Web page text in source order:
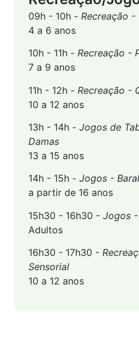
09h - 10h - Recreação -
4 a 6 anos
10h - 11h - Recreação -
7 a 9 anos
11h - 12h - Recreação -
10 a 12 anos
13h - 14h - Jogos de
Damas
13 a 15 anos
14h - 15h - Jogos -
a partir de 16 anos
15h30 - 16h30 - Jogos -
Adultos
16h30 - 17h30 -
Sensorial
10 a 12 anos